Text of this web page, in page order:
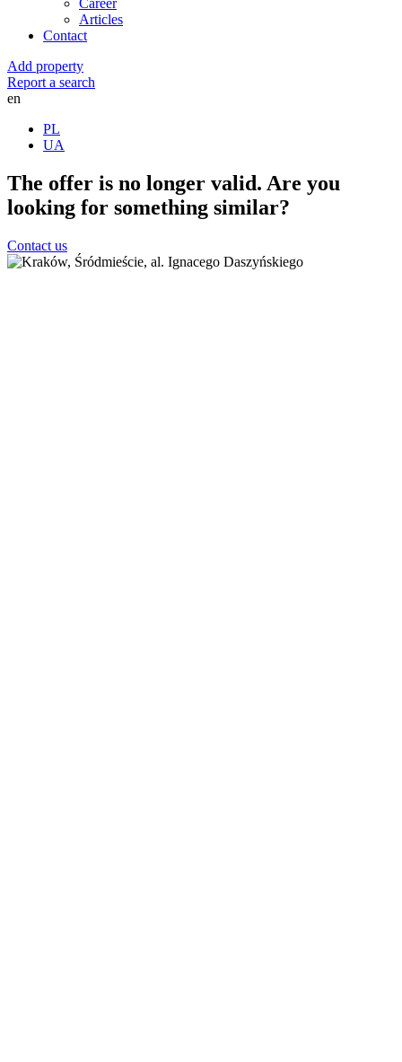
Career
Articles
Contact
Add property
Report a search
en
PL
UA
The offer is no longer valid. Are you
looking for something similar?
Contact us